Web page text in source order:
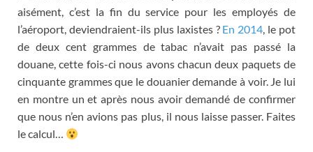
aisément, c’est la fin du service pour les employés de
l’aéroport, deviendraient-ils plus laxistes? En 2014, le pot
de deux cent grammes de tabac n’avait pas passé la
douane,cette fois-ci nous avons chacun deux paquets de
cinquante grammes que le douanier demande à voir. Je lui
en montre un et après nous avoir demandé de confirmer
que nous n’en avions pas plus, il nous laisse passer. Faites
le calcul…